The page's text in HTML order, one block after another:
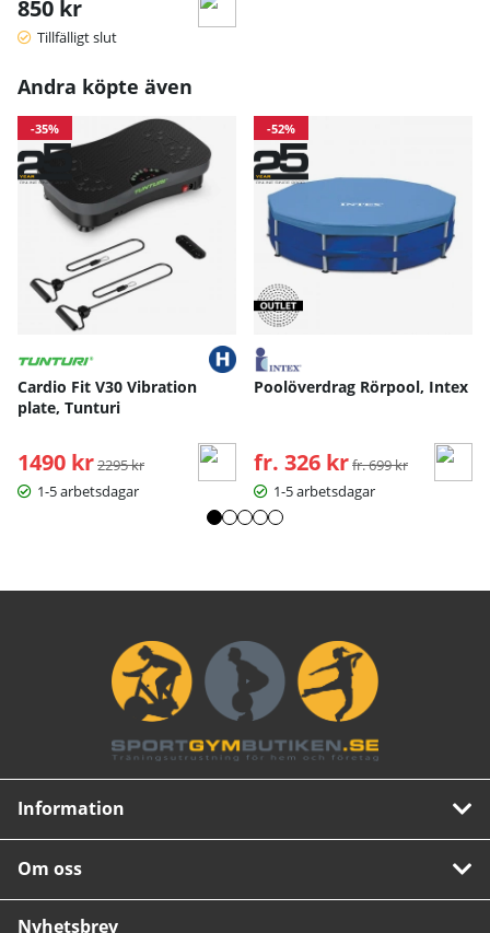
850 kr
Tillfälligt slut
Andra köpte även
-35%
Cardio Fit V30 Vibration
plate, Tunturi
1490 kr Ordinarie pris:
2295 kr
1-5 arbetsdagar
-52%
Poolöverdrag Rörpool, Intex
fr. 326 kr Ordinarie pris:
fr. 699 kr
1-5 arbetsdagar
Information
Om oss
Nyhetsbrev